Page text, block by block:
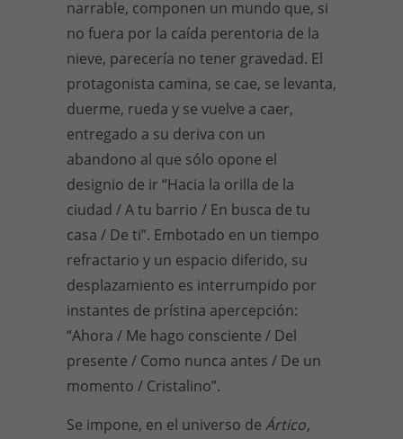
narrable, componen un mundo que, si
no fuera por la caída perentoria de la
nieve, parecería no tener gravedad. El
protagonista camina, se cae, se levanta,
duerme, rueda y se vuelve a caer,
entregado a su deriva con un
abandono al que sólo opone el
designio de ir “Hacia la orilla de la
ciudad / A tu barrio / En busca de tu
casa / De ti”. Embotado en un tiempo
refractario y un espacio diferido, su
desplazamiento es interrumpido por
instantes de prístina apercepción:
“Ahora / Me hago consciente / Del
presente / Como nunca antes / De un
momento / Cristalino”.
Se impone, en el universo de Ártico,